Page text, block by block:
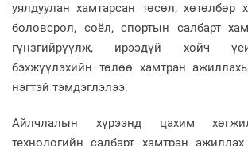
уялдуулан хамтарсан төсөл, хөтөлбөр
боловсрол, соёл, спортын салбарт
гүнзгийрүүлж, ирээдүй хойч
бэхжүүлэхийн төлөө хамтран
нэгтэй тэмдэглэлээ.
Айлчлалын хүрээнд цахим
технологийн салбарт хамтран